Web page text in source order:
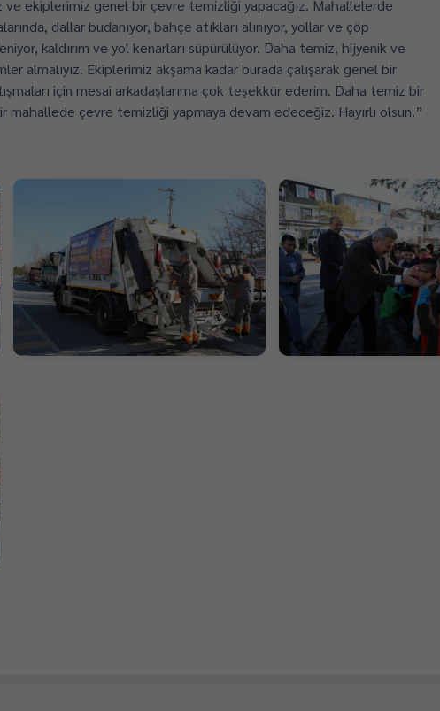
ve ekiplerimiz genel bir çevre temizliği yapacağız. Mahallelerde
dallar budanıyor, bahçe atıkları alınıyor, yollar ve çöp
kaldırım ve yol kenarları süpürülüyor. Daha temiz, hijyenik ve
almalıyız. Ekiplerimiz akşama kadar burada çalışarak genel bir
için mesai arkadaşlarıma çok teşekkür ederim. Daha temiz bir
çevre temizliği yapmaya devam edeceğiz. Hayırlı olsun.”